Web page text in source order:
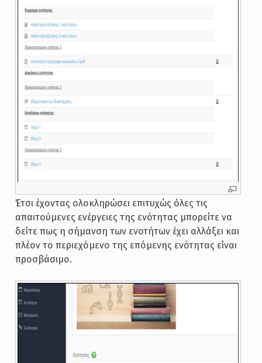
Έτσι έχοντας ολοκληρώσει επιτυχώς όλες τις
απαιτούμενες ενέργειες της ενότητας μπορείτε να
δείτε πως η σήμανση των ενοτήτων έχει αλλάξει και
πλέον το περιεχόμενο της επόμενης ενότητας είναι
προσβάσιμο.